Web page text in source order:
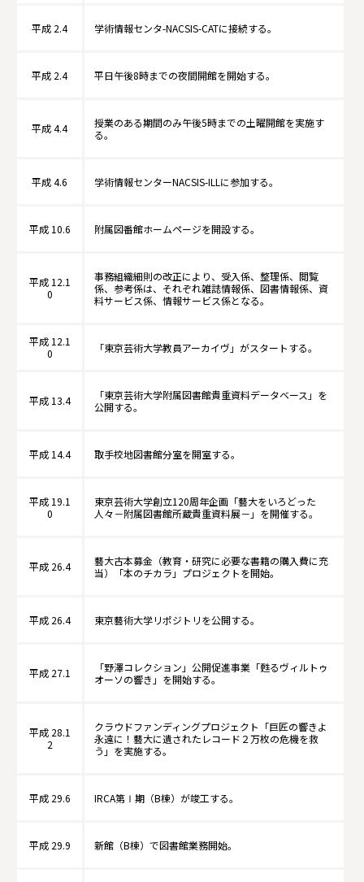
平成 2.4 学術情報センタ-NACSIS-CATに接続する。
平成 2.4 平日午後8時までの夜間開館を開始する。
平成 4.4
授業のある期間のみ午後5時までの土曜開館を実施す
る。
平成 4.6 学術情報センターNACSIS-ILLに参加する。
平成 10.6 附属図番館ホームページを開設する。
平成 12.1
0
事務組織細則の改正により、受入係、整理係、閲覧
係、参考係は、それぞれ雑誌情報係、図書情報係、資
料サービス係、情報サービス係となる。
平成 12.1
0
「東京芸術大学教員アーカイヴ」がスタートする。
平成 13.4
「東京芸術大学附属図書館貴重資料データベース」を
公開する。
平成 14.4 取手校地図書館分室を開室する。
平成 19.1
0
東京芸術大学創立120周年企画「藝大をいろどった
人々－附属図書館所蔵貴重資料展－」を開催する。
平成 26.4
藝大古本募金（教育・研究に必要な書籍の購入費に充
当）「本のチカラ」プロジェクトを開始。
平成 26.4 東京藝術大学リポジトリを公開する。
平成 27.1
「野澤コレクション」公開促進事業「甦るヴィルトゥ
オーソの響き」を開始する。
平成 28.1
2
クラウドファンディングプロジェクト「巨匠の響きよ
永遠に！藝大に遺されたレコード２万枚の危機を救
う」を実施する。
平成 29.6 IRCA第Ⅰ期（B棟）が竣工する。
平成 29.9 新館（B棟）で図書館業務開始。